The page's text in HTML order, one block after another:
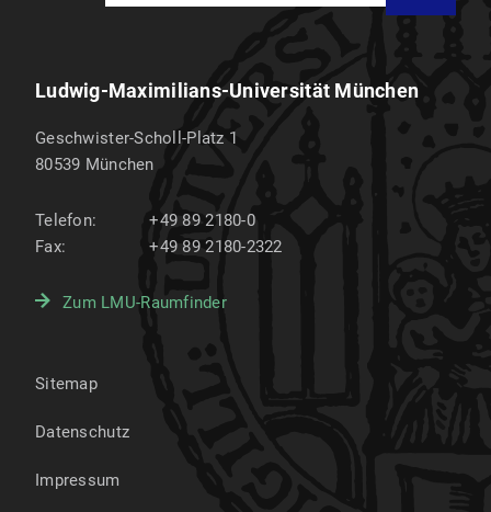
Ludwig-Maximilians-Universität München
Geschwister-Scholl-Platz 1
80539 München
Telefon:
+49 89 2180-0
Fax:
+49 89 2180-2322
Zum LMU-Raumfinder
Sitemap
Datenschutz
Impressum